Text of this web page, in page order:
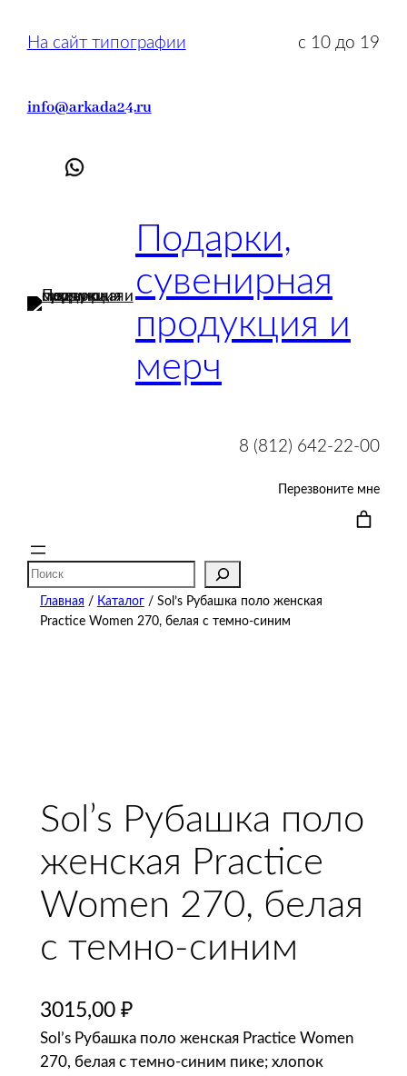
На сайт типографии с 10 до 19
info@arkada24.ru
Подарки,
сувенирная
продукция и
мерч
8 (812) 642-22-00
Перезвоните мне
Поиск
Главная / Каталог/ Sol’s Рубашка поло женская
Practice Women 270, белая с темно-синим
Sol’s Рубашка поло
женская Practice
Women 270, белая
с темно-синим
3015,00 ₽
Sol’s Рубашка поло женская Practice Women
270, белая с темно-синим пике; хлопок